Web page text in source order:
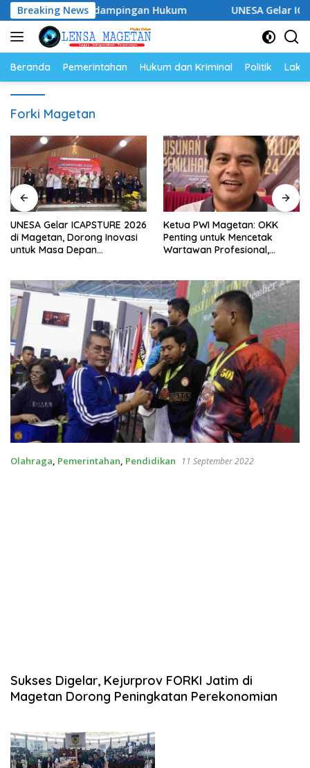
Langsung
ke
konten
Breaking News
Pendampingan Hukum UNESA Gelar
Beranda Pemerintahan Hukum dan Kriminal Politik
Forki Magetan
UNESA Gelar ICAPSTURE 2026
di Magetan, Dorong Inovasi
untuk Masa Depan
Ketua PWI Magetan: OKK
Penting untuk Mencetak
Wartawan Profesional,
Olahraga, Pemerintahan, Pendidikan 11 September 2022
Sukses Digelar, Kejurprov FORKI Jatim di
Magetan Dorong Peningkatan Perekonomian